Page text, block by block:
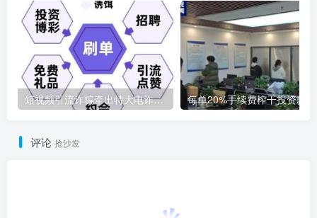
短视频引流诈骗牵出特大电诈案 涉案金额6000余万元
评论 抢沙发